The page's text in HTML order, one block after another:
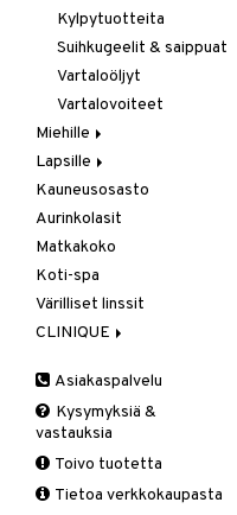
Kylpytuotteita
Suihkugeelit & saippuat
Vartaloöljyt
Vartalovoiteet
Miehille
Hiukset
Hiustenlähtö
Hiusväri
Hoitoaineet
Muotoilu
Sähkölaitteet
Sampoot
Ihonhoito
Aurinkotuotteet
Erikoistuotteet
Itseruskettavat
tuotteet
Kasvovoiteet
Kuorinta
Lahjapakkaus
Naamiot
Parranajotuotteet
Parta & Viikset
Parfyymit
After shave balm
After shave lotion
Eau de cologne
Eau de toilette
Vartalonhoito
Aurinkotuotteet
Deodorantit
Erikoistuotteet
tuotteet
Karvojen poisto
Käsien hoito
Suihkugeelit & saippuat
Vartalovoiteet
Lapsille
Kosmetiikkalaukkuja
Kylpytuotteita
Kauneusosasto
Aurinkolasit
Matkakoko
Koti-spa
Värilliset linssit
CLINIQUE
Top 10
3-Step System
Vaihe 1: Puhdistus
Vaihe 3: Kosteutus
Ihonhoito
Kosteudenhoito
Kuorinta ja naamiot
Huulikiilto
Huulipuna
Tuoksut
Aromatics Elixir
Aurinko
Asiakaspalvelu
Kysymyksiä &
vastauksia
Toivo tuotetta
Tietoa verkkokaupasta